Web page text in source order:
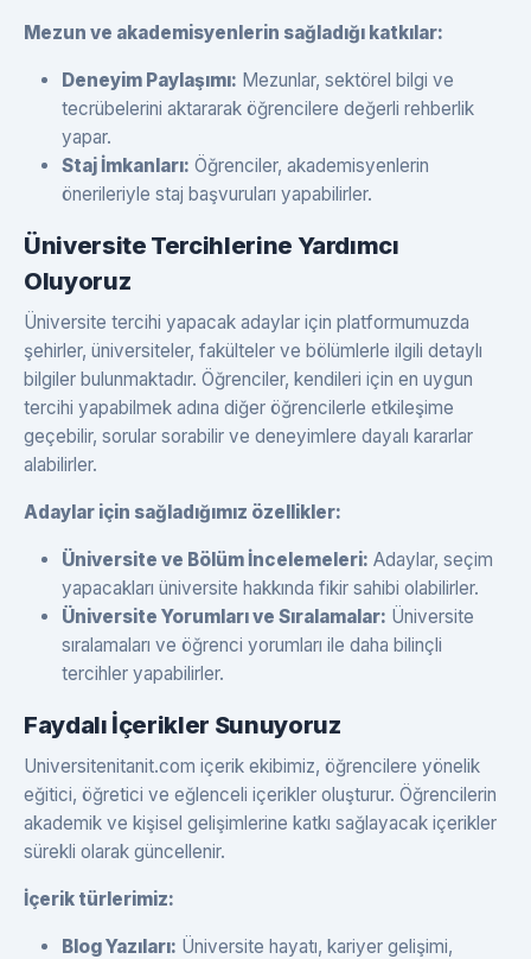
Mezun ve akademisyenlerin sağladığı katkılar:
Deneyim Paylaşımı: Mezunlar, sektörel bilgi ve
tecrübelerini aktararak öğrencilere değerli rehberlik
yapar.
Staj İmkanları: Öğrenciler, akademisyenlerin
önerileriyle staj başvuruları yapabilirler.
Üniversite Tercihlerine Yardımcı
Oluyoruz
Üniversite tercihi yapacak adaylar için platformumuzda
şehirler, üniversiteler, fakülteler ve bölümlerle ilgili detaylı
bilgiler bulunmaktadır. Öğrenciler, kendileri için en uygun
tercihi yapabilmek adına diğer öğrencilerle etkileşime
geçebilir, sorular sorabilir ve deneyimlere dayalı kararlar
alabilirler.
Adaylar için sağladığımız özellikler:
Üniversite ve Bölüm İncelemeleri: Adaylar, seçim
yapacakları üniversite hakkında fikir sahibi olabilirler.
Üniversite Yorumları ve Sıralamalar: Üniversite
sıralamaları ve öğrenci yorumları ile daha bilinçli
tercihler yapabilirler.
Faydalı İçerikler Sunuyoruz
Universitenitanit.com içerik ekibimiz, öğrencilere yönelik
eğitici, öğretici ve eğlenceli içerikler oluşturur. Öğrencilerin
akademik ve kişisel gelişimlerine katkı sağlayacak içerikler
sürekli olarak güncellenir.
İçerik türlerimiz:
Blog Yazıları: Üniversite hayatı, kariyer gelişimi,